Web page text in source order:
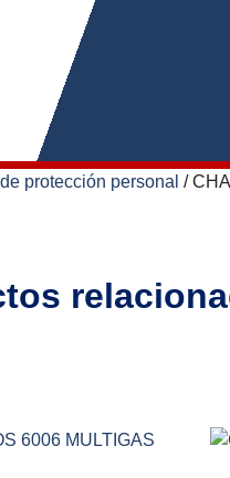
protección personal /